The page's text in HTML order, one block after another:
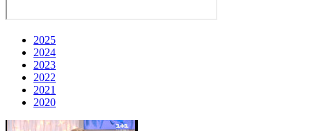
2025
2024
2023
2022
2021
2020